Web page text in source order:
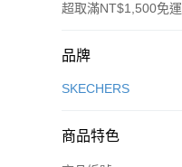
超取滿NT$1,500免運
付款方式
信用卡一次付款
品牌
SKECHERS
商品特色